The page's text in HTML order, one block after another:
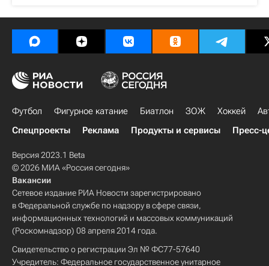
Футбол Фигурное катание Биатлон ЗОЖ Хоккей
Спецпроекты
Реклама Продукты и сервисы Пресс-
Версия 2023.1 Beta
© 2026 МИА «Россия сегодня»
Вакансии
Сетевое издание РИА Новости зарегистрировано
в Федеральной службе по надзору в сфере связи,
информационных технологий и массовых коммуникаций
(Роскомнадзор) 08 апреля 2014 года.
Свидетельство о регистрации Эл № ФС77-57640
Учредитель: Федеральное государственное унитарное